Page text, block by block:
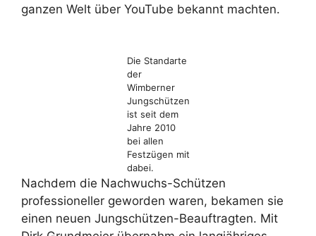
ganzen Welt über YouTube bekannt machten.
Die Standarte
der
Wimberner
Jungschützen
ist seit dem
Jahre 2010
bei allen
Festzügen mit
dabei.
Nachdem die Nachwuchs-Schützen
professioneller geworden waren, bekamen sie
einen neuen Jungschützen-Beauftragten. Mit